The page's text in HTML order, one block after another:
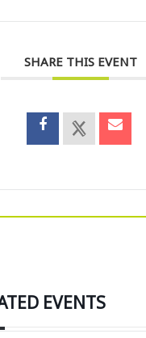
SHARE THIS EVENT
EVENTS